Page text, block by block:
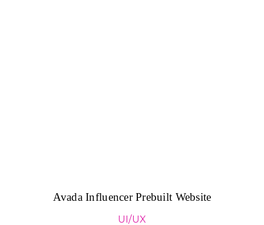
Avada Influencer Prebuilt Website
UI/UX